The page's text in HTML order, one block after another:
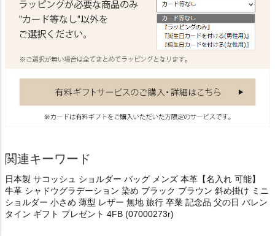
関連キーワード
日本製 サコッシュ ショルダー バッグ メンズ 本革【名入れ 可能】
牛革 シャドウグラデーション 染め ブラック ブラウン 斜め掛け ミニ
ショルダー 小さめ 薄型 レザー 無地 旅行 卒業 記念品 父の日 バレン
タイン ギフト プレゼント 4FB (07000273r)